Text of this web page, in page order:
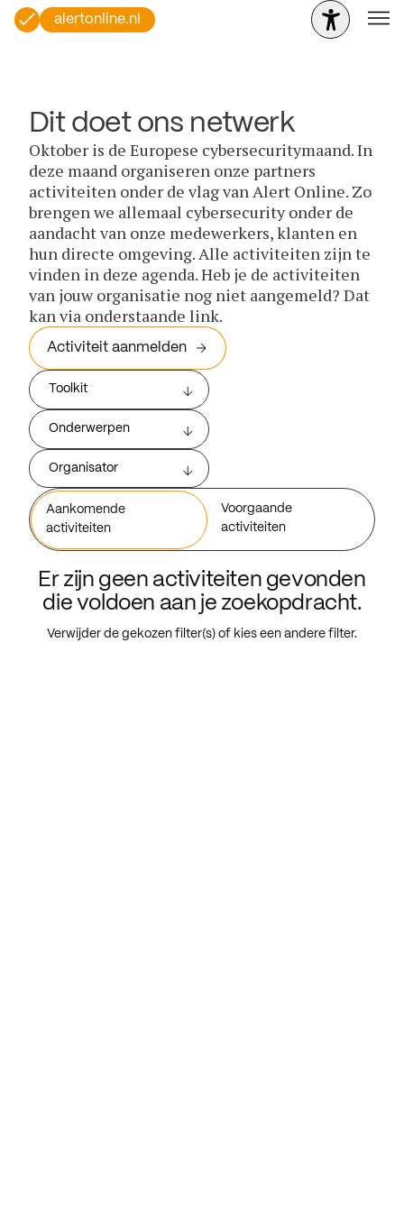
alertonline.nl
Dit doet ons netwerk
Oktober is de Europese cybersecuritymaand. In
deze maand organiseren onze partners
activiteiten onder de vlag van Alert Online. Zo
brengen we allemaal cybersecurity onder de
aandacht van onze medewerkers, klanten en
hun directe omgeving. Alle activiteiten zijn te
vinden in deze agenda. Heb je de activiteiten
van jouw organisatie nog niet aangemeld? Dat
kan via onderstaande link.
Activiteit aanmelden
Toolkit
Onderwerpen
Organisator
Aankomende
activiteiten
Voorgaande
activiteiten
Er zijn geen activiteiten gevonden
die voldoen aan je zoekopdracht.
Verwijder de gekozen filter(s) of kies een andere filter.